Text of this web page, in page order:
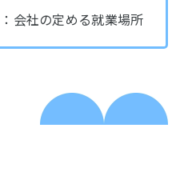
会社の定める就業場所